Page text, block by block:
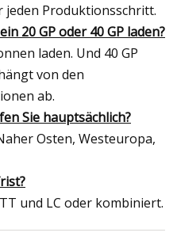
Produktionsschritt.
20 GP oder 40 GP laden?
laden. Und 40 GP
von den
ab.
Sie hauptsächlich?
Osten, Westeuropa,
und LC oder kombiniert.